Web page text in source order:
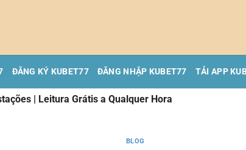
ĐĂNG KÝ KUBET77 ĐĂNG NHẬP KUBET77 TẢI APP
| Leitura Grátis a Qualquer Hora
BLOG